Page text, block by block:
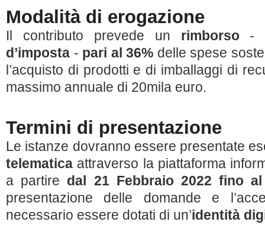
Modalità di erogazione
Il contributo prevede un rimborso-
d’imposta - pari al 36% delle spese
l’acquisto di prodotti e di imballaggi di
massimo annuale di 20mila euro.
Termini di presentazione
Le istanze dovranno essere presentate
telematica attraverso la piattaforma
a partire dal 21 Febbraio 2022 fino
presentazione delle domande e
necessario essere dotati di un’identità